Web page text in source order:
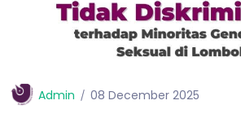
Admin 08 December 2025